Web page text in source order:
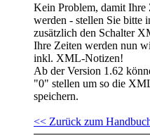
Kein Problem, damit Ihre
werden - stellen Sie bitte
zusätzlich den Schalter
Ihre Zeiten werden nun
inkl. XML-Notizen!
Ab der Version 1.62
"0" stellen um so die
speichern.
<< Zurück zum